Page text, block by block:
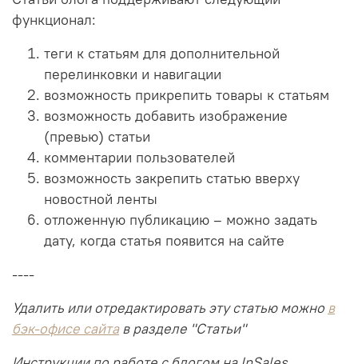
функционал:
теги к статьям для дополнительной
перелинковки и навигации
возможность прикрепить товары к статьям
возможность добавить изображение
(превью) статьи
комментарии пользователей
возможность закрепить статью вверху
новостной ленты
отложенную публикацию – можно задать
дату, когда статья появится на сайте
----
Удалить или отредактировать эту статью можно в
бэк-офисе сайтав разделе "Статьи"